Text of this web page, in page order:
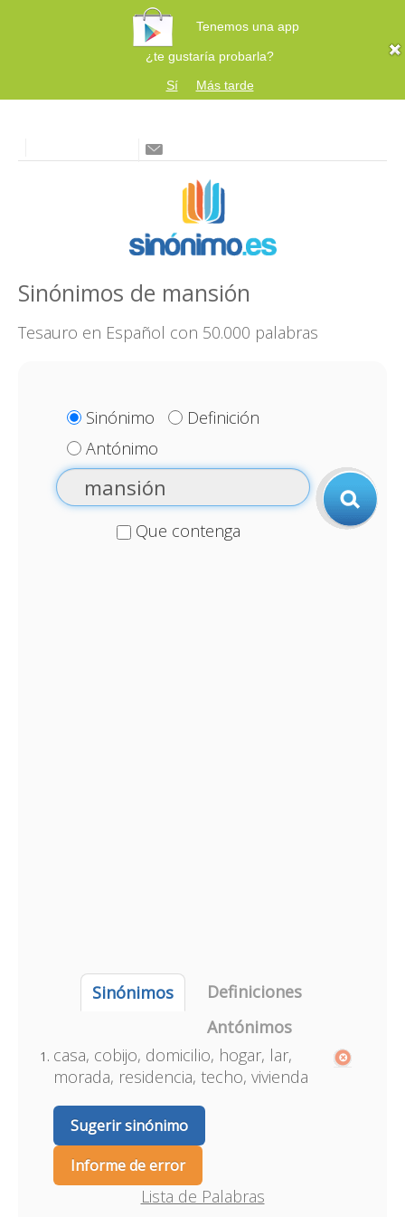
Tenemos una app
¿te gustaría probarla?
Sí
Más tarde
Sinónimos de mansión
Tesauro en Español con 50.000 palabras
Sinónimo
Definición
Antónimo
Que contenga
Sinónimos
Definiciones
Antónimos
casa, cobijo, domicilio, hogar, lar,
morada, residencia, techo, vivienda
Sugerir sinónimo
Informe de error
Lista de Palabras